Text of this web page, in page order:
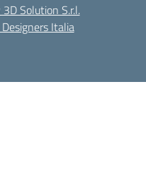
Solution S.r.l.
Italia